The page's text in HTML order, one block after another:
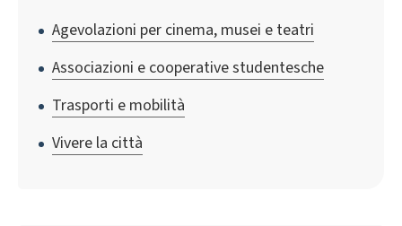
Agevolazioni per cinema, musei e teatri
Associazioni e cooperative studentesche
Trasporti e mobilità
Vivere la città